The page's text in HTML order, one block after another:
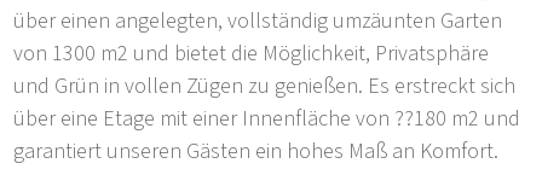
über einen angelegten, vollständig umzäunten Garten
von 1300 m2 und bietet die Möglichkeit, Privatsphäre
und Grün in vollen Zügen zu genießen. Es erstreckt sich
über eine Etage mit einer Innenfläche von ??180 m2 und
garantiert unseren Gästen ein hohes Maß an Komfort.